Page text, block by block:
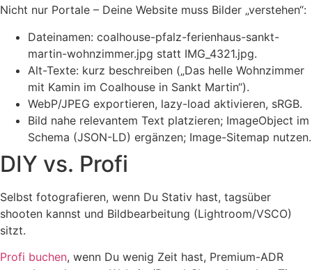
Nicht nur Portale – Deine Website muss Bilder „verstehen“:
Dateinamen: coalhouse-pfalz-ferienhaus-sankt-
martin-wohnzimmer.jpg statt IMG_4321.jpg.
Alt-Texte: kurz beschreiben („Das helle Wohnzimmer
mit Kamin im Coalhouse in Sankt Martin“).
WebP/JPEG exportieren, lazy-load aktivieren, sRGB.
Bild nahe relevantem Text platzieren; ImageObject im
Schema (JSON-LD) ergänzen; Image-Sitemap nutzen.
DIY vs. Profi
Selbst fotografieren, wenn Du Stativ hast, tagsüber
shooten kannst und Bildbearbeitung (Lightroom/VSCO)
sitzt.
Profi buchen, wenn Du wenig Zeit hast, Premium-ADR